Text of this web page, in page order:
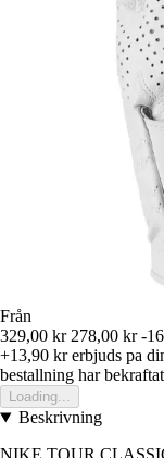
Från
329,00 kr 278,00 kr -
+13,90 krerbjuds pa
bestallning har
Loading...
Beskrivning